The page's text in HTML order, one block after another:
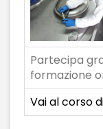
Partecipa
formazione
Vai al corso